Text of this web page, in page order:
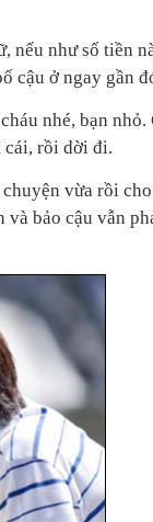
nếu như số tiền
cậu ở ngay gần
nhé, bạn nhỏ.
cái, rồi dời đi.
vừa rồi
và bảo cậu vẫn